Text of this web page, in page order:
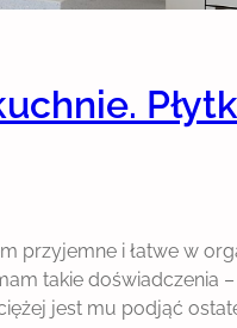
przyjemne i łatwe w
takie doświadczenia
jest mu podjąć